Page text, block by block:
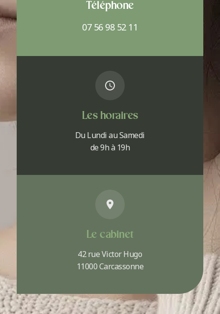
Téléphone
07 56 98 52 11
Les horaires
Du Lundi au Samedi
de 9h à 19h
Le cabinet
42 rue Victor Hugo
11000 Carcassonne